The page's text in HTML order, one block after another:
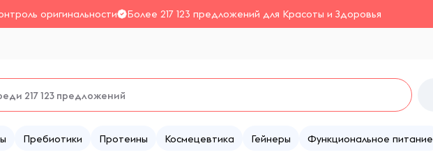
оригинальности Более 217 123 предложений для Красоты и Здоровья
Пребиотики Протеины Космецевтика Гейнеры Функциональное питание